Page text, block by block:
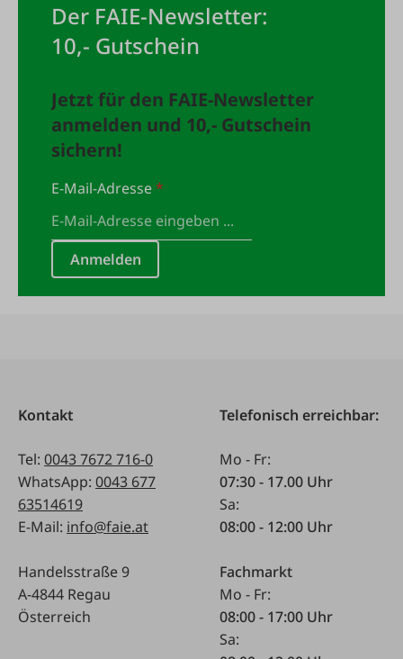
Der FAIE-Newsletter:
10,- Gutschein
Jetzt für den FAIE-Newsletter
anmelden und 10,- Gutschein
sichern!
E-Mail-Adresse*
Anmelden
Kontakt
Tel: 0043 7672 716-0
WhatsApp: 0043 677
63514619
E-Mail: info@faie.at
Handelsstraße 9
A-4844 Regau
Österreich
Telefonisch erreichbar:
Mo - Fr:
07:30 - 17.00 Uhr
Sa:
08:00 - 12:00 Uhr
Fachmarkt
Mo - Fr:
08:00 - 17:00 Uhr
Sa: